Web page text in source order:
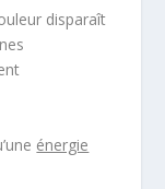
disparaît
énergie